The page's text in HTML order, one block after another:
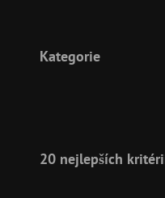
Kategorie
20 nejlepších